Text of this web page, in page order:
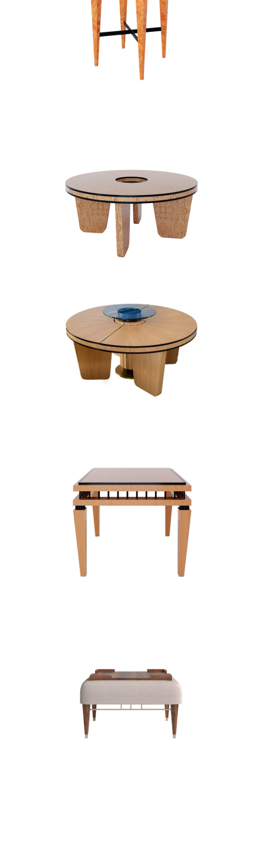
STOLIKI KAWOWE
PINEAPPLE ART DECO
STOLIKI KAWOWE
PINEAPPLE ART DECO
WASHINGTON II ART
DECO